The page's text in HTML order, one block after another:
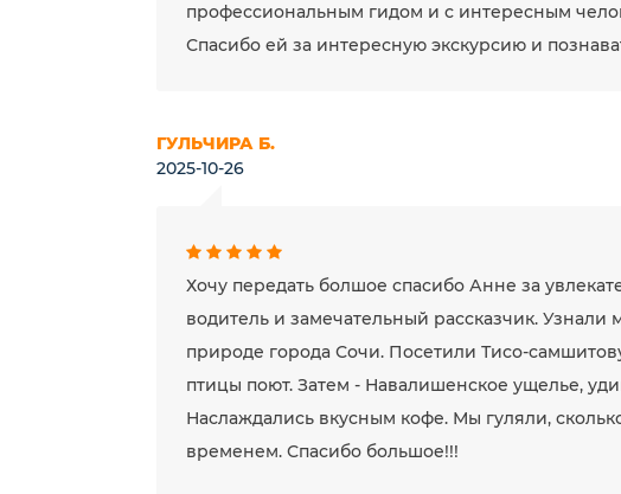
профессиональным гидом и с интересным
Спасибо ей за интересную экскурсию и
ГУЛЬЧИРА Б.
2025-10-26
Хочу передать болшое спасибо Анне за
водитель и замечательный рассказчик.
природе города Сочи. Посетили Тисо-
птицы поют. Затем - Навалишенское ущелье,
Наслаждались вкусным кофе. Мы гуляли,
временем. Спасибо большое!!!